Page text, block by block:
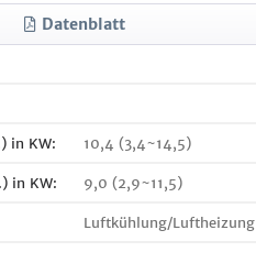
Datenblatt
in KW: 10,4 (3,4~14,5)
in KW: 9,0 (2,9~11,5)
Luftkühlung/Luftheizung